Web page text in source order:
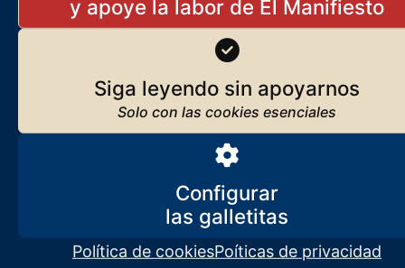
Siga leyendo sin apoyarnos
Configurar
Política de cookiesPoíticas de privacidad
Las paradojas de Vox,
inmigración y fútbol
19 de julio de 2024
Carta Confidencial N.º 2 – Versión resumida
para lectores no suscritos a EL MANIFIESTO
Lo que somos, lo que nos mueve
Javier Ruiz Portella